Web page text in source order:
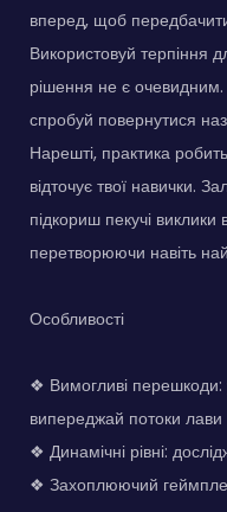
вперед, щоб
Використовуй терпіння
рішення не є
спробуй повернутися
Нарешті, практика
відточує твої навички.
підкориш пекучі
перетворюючи навіть
Особливості
❖ Вимогливі перешкоди:
випереджай потоки лави
❖ Динамічні рівні:
❖ Захоплюючий